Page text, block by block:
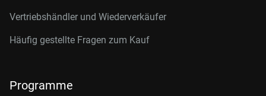
Vertriebshändler und Wiederverkäufer
Häufig gestellte Fragen zum Kauf
Programme